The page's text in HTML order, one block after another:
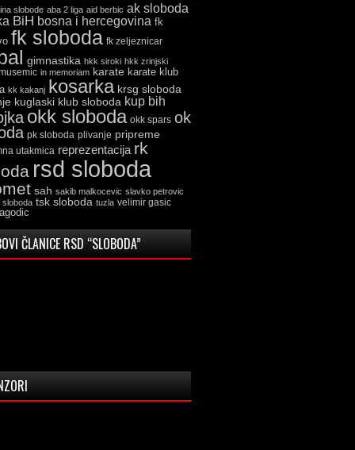
slobode aba 2 liga aid berbic ak sloboda
BiH bosna i hercegovina fk
fk sloboda fk zeljeznicar
gimnastika hkk siroki hkk zrinjski
in memoriam karate karate klub
kk kakanj kosarka krsg sloboda
kuglaski klub sloboda kup bih
okk sloboda okk spars ok
pk sloboda plivanje pripreme
utakmica reprezentacija rk
rsd sloboda
sah sakib malkocevic slavko petrovic
sloboda tsk sloboda tuzla velimir gasic
ČLANICE RSD “SLOBODA”